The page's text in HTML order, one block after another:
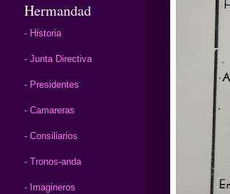
Hermandad
- Historia
- Junta Directiva
- Presidentes
- Camareras
- Consiliarios
- Tronos-anda
- Imagineros